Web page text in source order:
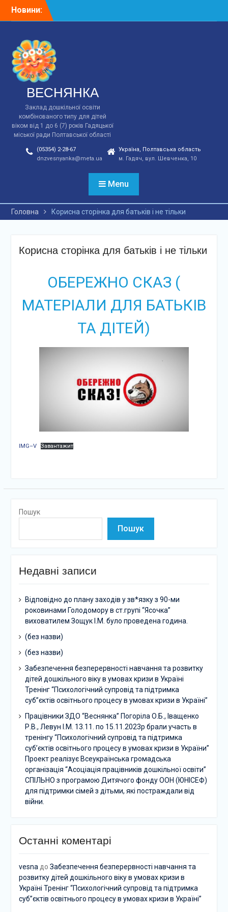
Новини:
заходів у зв*язку з 90-ми
виховатилем Зощук І.М.
було проведена година.
ВЕСНЯНКА
Заклад дошкільної освіти
комбінованого типу для дітей
віком від 1 до 6 (7) років Гадяцької
міської ради Полтавської області
(05354) 2-28-67
dnzvesnyanka@meta.ua
Україна, Полтавська область
м. Гадяч, вул. Шевченка, 10
Menu
Головна Корисна сторінка для батьків і не тільки
Корисна сторінка для батьків і не тільки
ОБЕРЕЖНО СКАЗ (
МАТЕРІАЛИ ДЛЯ БАТЬКІВ
ТА ДІТЕЙ)
IMG–V Завантажит
Пошук
Пошук
Недавні записи
Відповідно до плану заходів у зв*язку з 90-ми
роковинами Голодомору в ст.групі “Ясочка”
виховатилем Зощук І.М. було проведена година.
(без назви)
(без назви)
Забезпечення безперервності навчання та розвитку
дітей дошкільного віку в умовах кризи в Україні
Тренінг “Психологічний супровід та підтримка
суб”єктів освітнього процесу в умовах кризи в Україні”
Працівники ЗДО “Веснянка” Погоріла О.Б., Іващенко
Р.В., Левун І.М. 13.11. по 15.11.2023р брали участь в
тренінгу “Психологічний супровід та підтримка
суб’єктів освітнього процесу в умовах кризи в України”
Проект реалізує Всеукраїнська громадська
організація “Асоціація працівників дошкільної освіти”
СПІЛЬНО з програмою Дитячого фонду ООН (ЮНІСЕФ)
для підтримки сімей з дітьми, які постраждали від
війни.
Останні коментарі
vesna до Забезпечення безперервності навчання та
розвитку дітей дошкільного віку в умовах кризи в
Україні Тренінг “Психологічний супровід та підтримка
суб”єктів освітнього процесу в умовах кризи в Україні”